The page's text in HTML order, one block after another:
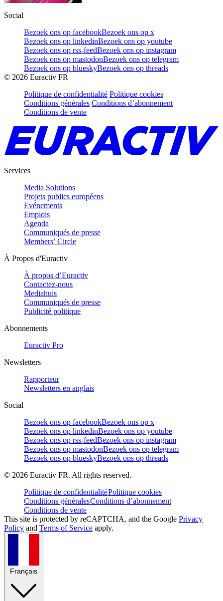
Social
Bezoek ons op facebookBezoek ons op x
Bezoek ons op linkedinBezoek ons op youtube
Bezoek ons op rss-feedBezoek ons op instagram
Bezoek ons op mastodonBezoek ons op telegram
Bezoek ons op blueskyBezoek ons op threads
© 2026 Euractiv FR
Politique de confidentialité Politique cookies
Conditions générales Conditions d’abonnement
Conditions de vente
Services
Media Solutions
Projets publics européens
Evénements
Emplois
Agenda
Communiqués de presse
Members’ Circle
À Propos d'Euractiv
À propos d’Euractiv
Contactez-nous
Mediahuis
Communiqués de presse
Publicité politique
Abonnements
Euractiv Pro
Newsletters
Rapporteur
Newsletters en anglais
Social
Bezoek ons op facebookBezoek ons op x
Bezoek ons op linkedinBezoek ons op youtube
Bezoek ons op rss-feedBezoek ons op instagram
Bezoek ons op mastodonBezoek ons op telegram
Bezoek ons op blueskyBezoek ons op threads
© 2026 Euractiv FR. All rights reserved.
Politique de confidentialitéPolitique cookies
Conditions généralesConditions d’abonnement
Conditions de vente
This site is protected by reCAPTCHA, and the Google Privacy
Policy and Terms of Service apply.
Français